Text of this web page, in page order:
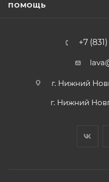
ПОМОЩЬ
+7
г. Нижний
г. Нижний